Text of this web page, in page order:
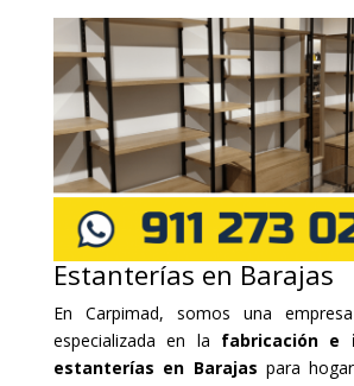
Estanterías en Barajas
En Carpimad, somos una
especializada en la fabricación e
estanterías en Barajas para